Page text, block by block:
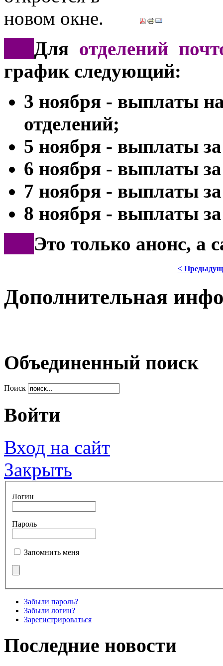
Для отделений
график следующий:
3 ноября - выплаты
отделений;
5 ноября - выплаты
6 ноября - выплаты
7 ноября - выплаты
8 ноября - выплаты
Это только анонс, а
<
Дополнительная
Объединенный поиск
Поиск
Войти
Вход на сайт
Закрыть
Логин
Пароль
Запомнить меня
Забыли пароль?
Забыли логин?
Зарегистрироваться
Последние новости